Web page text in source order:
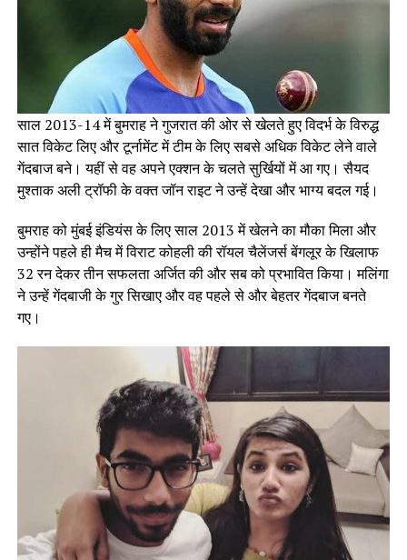
साल 2013-14 में बुमराह ने गुजरात की ओर से खेलते हुए विदर्भ के विरुद्ध
सात विकेट लिए और टूर्नामेंट में टीम के लिए सबसे अधिक विकेट लेने वाले
गेंदबाज बने। यहीं से वह अपने एक्शन के चलते सुर्खियों में आ गए। सैयद
मुश्ताक अली ट्रॉफी के वक्त जॉन राइट ने उन्हें देखा और भाग्य बदल गई।
बुमराह को मुंबई इंडियंस के लिए साल 2013 में खेलने का मौका मिला और
उन्होंने पहले ही मैच में विराट कोहली की रॉयल चैलेंजर्स बेंगलूर के खिलाफ
32 रन देकर तीन सफलता अर्जित की और सब को प्रभावित किया। मलिंगा
ने उन्हें गेंदबाजी के गुर सिखाए और वह पहले से और बेहतर गेंदबाज बनते
गए।